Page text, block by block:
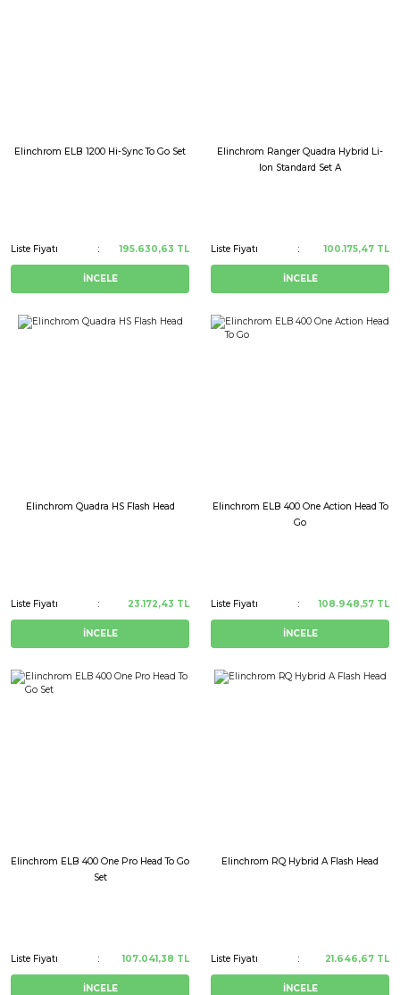
Elinchrom ELB 1200 Hi-Sync To Go Set
Liste Fiyatı 195.630,63 TL
İNCELE
Elinchrom Ranger Quadra Hybrid Li-
Ion Standard Set A
Liste Fiyatı 100.175,47 TL
İNCELE
Elinchrom Quadra HS Flash Head
Liste Fiyatı 23.172,43 TL
İNCELE
Elinchrom ELB 400 One Action Head To
Go
Liste Fiyatı 108.948,57 TL
İNCELE
Elinchrom ELB 400 One Pro Head To Go
Set
Liste Fiyatı 107.041,38 TL
İNCELE
Elinchrom RQ Hybrid A Flash Head
Liste Fiyatı 21.646,67 TL
İNCELE